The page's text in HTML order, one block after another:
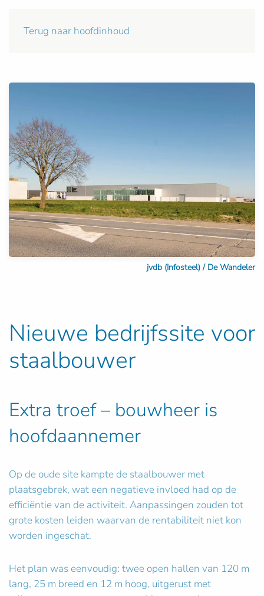
Terug naar hoofdinhoud
jvdb (Infosteel) / De Wandeler
Nieuwe bedrijfssite voor
staalbouwer
Extra troef – bouwheer is
hoofdaannemer
Op de oude site kampte de staalbouwer met
plaatsgebrek, wat een negatieve invloed had op de
efficiëntie van de activiteit. Aanpassingen zouden tot
grote kosten leiden waarvan de rentabiliteit niet kon
worden ingeschat.
Het plan was eenvoudig: twee open hallen van 120 m
lang, 25 m breed en 12 m hoog, uitgerust met